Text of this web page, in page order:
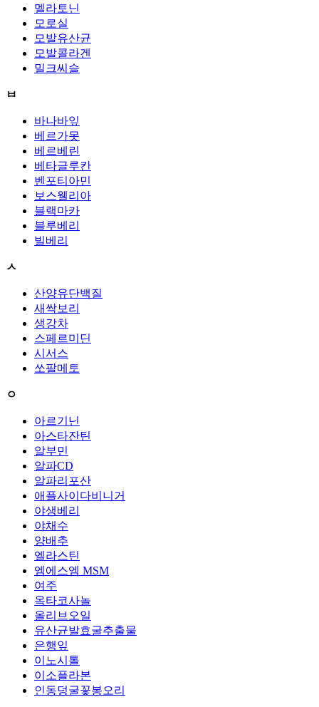
멜라토닌
모로실
모발유산균
모발콜라겐
밀크씨슬
ㅂ
바나바잎
베르가못
베르베린
베타글루칸
벤포티아민
보스웰리아
블랙마카
블루베리
빌베리
ㅅ
산양유단백질
새싹보리
생강차
스페르미딘
시서스
쏘팔메토
ㅇ
아르기닌
아스타잔틴
알부민
알파CD
알파리포산
애플사이다비니거
야생베리
야채수
양배추
엘라스틴
엠에스엠 MSM
여주
옥타코사놀
올리브오일
유산균발효굴추출물
은행잎
이노시톨
이소플라본
인동덩굴꽃봉오리